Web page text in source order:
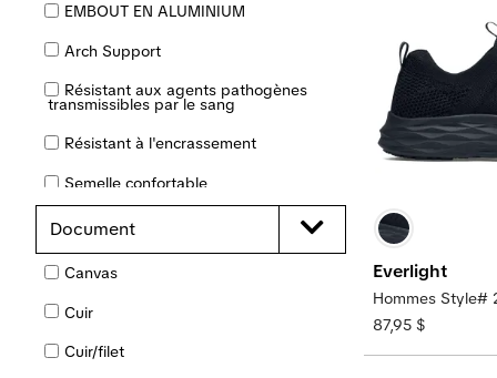
EMBOUT EN ALUMINIUM
Arch Support
Résistant aux agents pathogènes
transmissibles par le sang
Résistant à l'encrassement
Semelle confortable
EMBOUT COMPOSITE
(ESR)
Dissipateur électrostatique (ESD)
Document
Canvas
Cuir
Cuir/filet
Everlight
Hommes Style#
87,95 $